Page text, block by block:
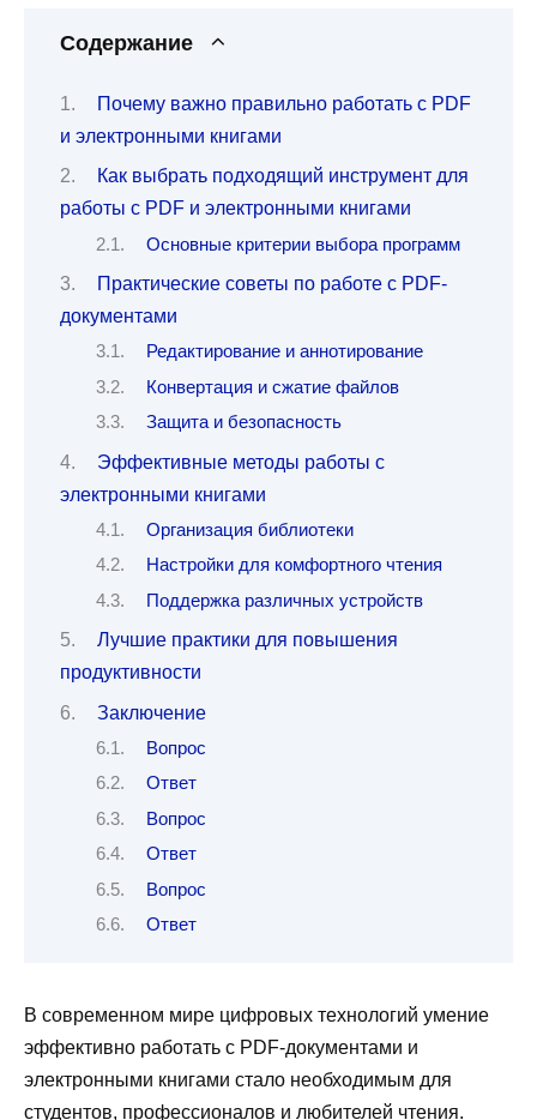
Содержание
Почему важно правильно работать с PDF
и электронными книгами
Как выбрать подходящий инструмент для
работы с PDF и электронными книгами
Основные критерии выбора программ
Практические советы по работе с PDF-
документами
Редактирование и аннотирование
Конвертация и сжатие файлов
Защита и безопасность
Эффективные методы работы с
электронными книгами
Организация библиотеки
Настройки для комфортного чтения
Поддержка различных устройств
Лучшие практики для повышения
продуктивности
Заключение
Вопрос
Ответ
Вопрос
Ответ
Вопрос
Ответ
В современном мире цифровых технологий умение
эффективно работать с PDF-документами и
электронными книгами стало необходимым для
студентов, профессионалов и любителей чтения.